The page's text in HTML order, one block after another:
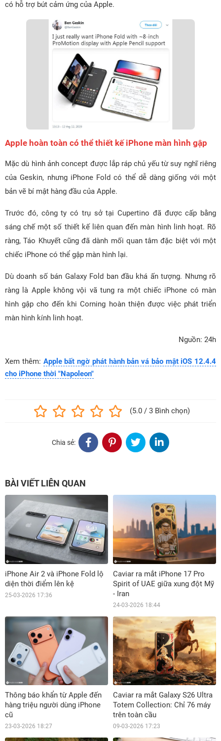
có hỗ trợ bút cảm ứng của Apple.
Apple hoàn toàn có thể thiết kế iPhone màn hình gập
Mặc dù hình ảnh concept được lắp ráp chủ yếu từ suy nghĩ riêng
của Geskin, nhưng iPhone Fold có thể dễ dàng giống với một
bản vẽ bí mật hàng đầu của Apple.
Trước đó, công ty có trụ sở tại Cupertino đã được cấp bằng
sáng chế một số thiết kế liên quan đến màn hình linh hoạt. Rõ
ràng, Táo Khuyết cũng đã dành mối quan tâm đặc biệt với một
chiếc iPhone có thể gập màn hình lại.
Dù doanh số bán Galaxy Fold ban đầu khá ấn tượng. Nhưng rõ
ràng là Apple không vội vã tung ra một chiếc iPhone có màn
hình gập cho đến khi Corning hoàn thiện được việc phát triển
màn hình kính linh hoạt.
Nguồn: 24h
Xem thêm: Apple bất ngờ phát hành bản vá bảo mật iOS 12.4.4
cho iPhone thời "Napoleon"
(5.0 / 3 Bình chọn)
Chia sẻ:
BÀI VIẾT LIÊN QUAN
iPhone Air 2 và iPhone Fold lộ
diện thời điểm lên kệ
25-03-2026 17:36
Caviar ra mắt iPhone 17 Pro
Spirit of UAE giữa xung đột Mỹ
- Iran
24-03-2026 18:44
Thông báo khẩn từ Apple đến
hàng triệu người dùng iPhone
cũ
23-03-2026 18:27
Caviar ra mắt Galaxy S26 Ultra
Totem Collection: Chỉ 76 máy
trên toàn cầu
09-03-2026 17:23